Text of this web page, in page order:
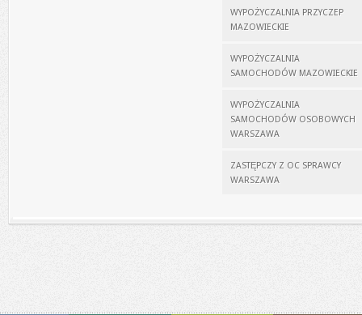
WYPOŻYCZALNIA PRZYCZEP
MAZOWIECKIE
WYPOŻYCZALNIA
SAMOCHODÓW MAZOWIECKIE
WYPOŻYCZALNIA
SAMOCHODÓW OSOBOWYCH
WARSZAWA
ZASTĘPCZY Z OC SPRAWCY
WARSZAWA